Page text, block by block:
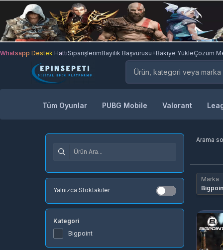
Whatsapp Destek HattıSiparişlerimBayilik Başvurusu+Bakiye YükleÇözüm
Tüm Oyunlar PUBG Mobile Valorant
Yalnızca Stoktakiler
Kategori
Bigpoint
Arama
Marka